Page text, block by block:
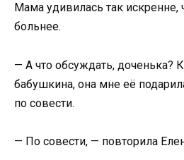
Мама удивилась так искренне,
больнее.
— А что обсуждать, доченька?
бабушкина, она мне её
по совести.
— По совести, — повторила